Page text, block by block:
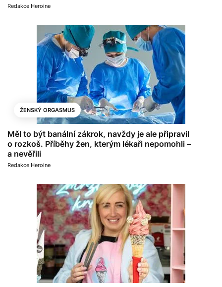
Redakce Heroine
ŽENSKÝ ORGASMUS
Měl to být banální zákrok, navždy je ale připravil
o rozkoš. Příběhy žen, kterým lékaři nepomohli –
a nevěřili
Redakce Heroine